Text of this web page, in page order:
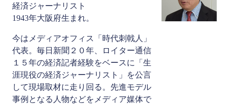
経済ジャーナリスト
1943年大阪府生まれ。
今はメディアオフィス「時代刺戟人」
代表。毎日新聞２０年、ロイター通信
１５年の経済記者経験をベースに「生
涯現役の経済ジャーナリスト」を公言
して現場取材に走り回る。先進モデル
事例となる人物などをメディア媒体で